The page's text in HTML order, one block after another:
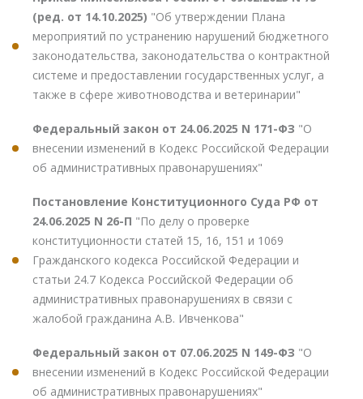
(ред. от 14.10.2025) "Об утверждении Плана
мероприятий по устранению нарушений бюджетного
законодательства, законодательства о контрактной
системе и предоставлении государственных услуг, а
также в сфере животноводства и ветеринарии"
Федеральный закон от 24.06.2025 N 171-ФЗ "О
внесении изменений в Кодекс Российской Федерации
об административных правонарушениях"
Постановление Конституционного Суда РФ от
24.06.2025 N 26-П "По делу о проверке
конституционности статей 15, 16, 151 и 1069
Гражданского кодекса Российской Федерации и
статьи 24.7 Кодекса Российской Федерации об
административных правонарушениях в связи с
жалобой гражданина А.В. Ивченкова"
Федеральный закон от 07.06.2025 N 149-ФЗ "О
внесении изменений в Кодекс Российской Федерации
об административных правонарушениях"